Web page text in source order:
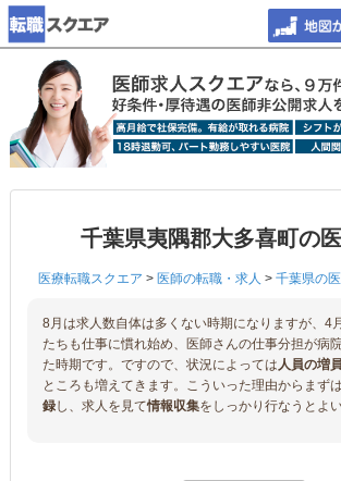
千葉県夷隅郡大多喜町の
医療転職スクエア > 医師の転職・求人 > 千葉県の
8月は求人数自体は多くない時期になりますが、4
たちも仕事に慣れ始め、医師さんの仕事分担が病
た時期です。ですので、状況によっては人員の増
ところも増えてきます。こういった理由からまずは
録し、求人を見て情報収集をしっかり行なうとよ